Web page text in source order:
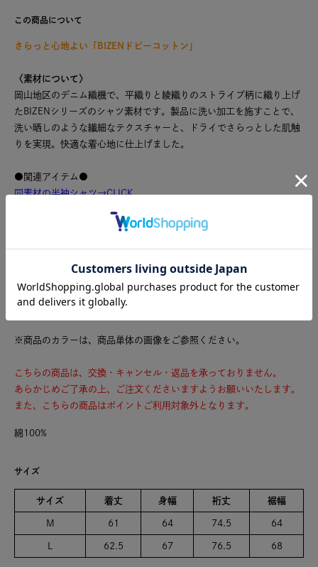
この商品について
さらっと心地よい「BIZENドビーコットン」
〈素材について〉
岡山地区のデニム織機で、平織りと綾織りのストライプ柄に織り上げ
たBIZENシリーズのシャツ素材です。製品に洗い加工を施すことで、
洗い晒しのような繊細なテクスチャーと、ドライでさらっとした肌触
りを実現。快適な着心地に仕上げました。
●関連アイテム●
同素材の半袖シャツ→CLICK
さい。ご家庭で手洗い可能です。
日本製
※商品のカラーは、商品単体の画像をご参照ください。
こちらの商品は、交換・キャンセル・返品を承っておりません。
あらかじめご了承の上、ご注文くださいますようお願いいたします。
また、こちらの商品はポイントご利用対象外となります。
綿100%
サイズ
サイズ 着丈 身幅 裄丈 裾幅
M 61 64 74.5 64
62.5 67 76.5 68